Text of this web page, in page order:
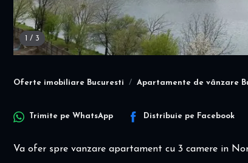
/ 3
Oferte imobiliare Bucuresti Apartamente de vânzare
Trimite pe WhatsApp Distribuie pe Facebook
Va ofer spre vanzare apartament cu 3 camere in